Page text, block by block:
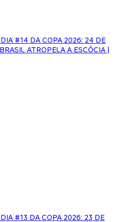
DIA #14 DA COPA 2026: 24 DE
ATROPELA A ESCÓCIA |
DIA #13 DA COPA 2026: 23 DE